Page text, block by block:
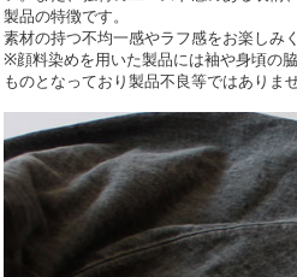
製品の特徴です。
素材の持つ不均一感やラフ感をお楽しみく
※顔料染めを用いた製品には袖や身頃の
ものとなっており製品不良等ではありませ